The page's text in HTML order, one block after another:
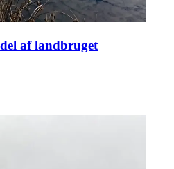
af landbruget